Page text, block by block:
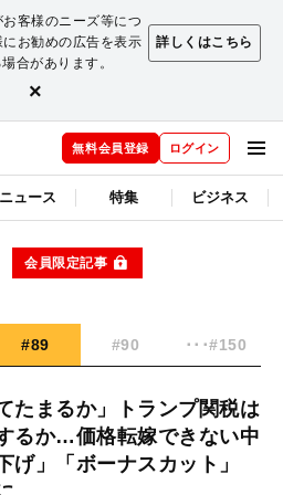
客様のニーズ等につ
お勧めの広告を表示
合があります。
詳しくはこちら
×
無料会員登録 ログイン
ニュース 特集 ビジネス
会員限定記事
#89 #90 ･･･#150
たまるか」トランプ関税は
るか…価格転嫁できない中
げ」「ボーナスカット」